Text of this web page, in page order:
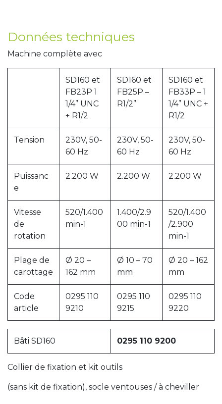
Données techniques
Machine complète avec
SD160 et
FB23P 1
1/4” UNC
+ R1/2
SD160 et
FB25P –
R1/2”
SD160 et
FB33P – 1
1/4” UNC +
R1/2
Tension
230V, 50-
60 Hz
230V, 50-
60 Hz
230V, 50-
60 Hz
Puissanc
e
2.200 W 2.200 W 2.200 W
Vitesse
de
rotation
520/1.400
min-1
1.400/2.9
00 min-1
520/1.400
/2.900
min-1
Plage de
carottage
Ø 20 –
162 mm
Ø 10 – 70
mm
Ø 20 – 162
mm
Code
article
0295 110
9210
0295 110
9215
0295 110
9220
Bâti SD160 0295 110 9200
Collier de fixation et kit outils
(sans kit de fixation), socle ventouses / à cheviller